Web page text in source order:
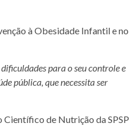
à Obesidade Infantil e no
para o seu controle e
pública, que necessita ser
de Nutrição da SPSP